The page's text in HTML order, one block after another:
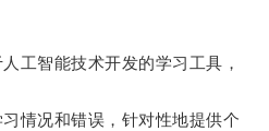
智能技术开发的学习工具，
况和错误，针对性地提供个